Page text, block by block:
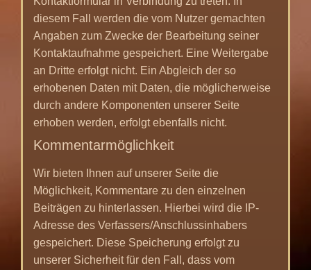
diesem Fall werden die vom Nutzer gemachten
Angaben zum Zwecke der Bearbeitung seiner
Kontaktaufnahme gespeichert. Eine Weitergabe
an Dritte erfolgt nicht. Ein Abgleich der so
erhobenen Daten mit Daten, die möglicherweise
durch andere Komponenten unserer Seite
erhoben werden, erfolgt ebenfalls nicht.
Kommentarmöglichkeit
Wir bieten Ihnen auf unserer Seite die
Möglichkeit, Kommentare zu den einzelnen
Beiträgen zu hinterlassen. Hierbei wird die IP-
Adresse des Verfassers/Anschlussinhabers
gespeichert. Diese Speicherung erfolgt zu
unserer Sicherheit für den Fall, dass vom